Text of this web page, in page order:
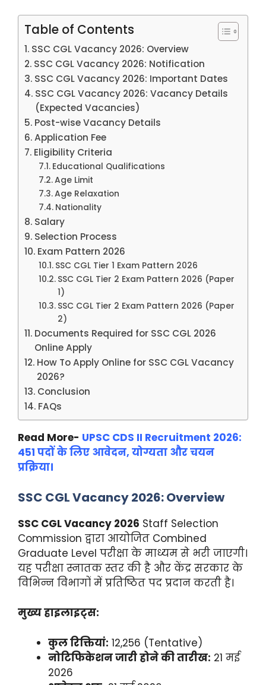
Table of Contents
SSC CGL Vacancy 2026: Overview
SSC CGL Vacancy 2026: Notification
SSC CGL Vacancy 2026: Important Dates
SSC CGL Vacancy 2026: Vacancy Details
(Expected Vacancies)
Post-wise Vacancy Details
Application Fee
Eligibility Criteria
Educational Qualifications
Age Limit
Age Relaxation
Nationality
Salary
Selection Process
Exam Pattern 2026
SSC CGL Tier 1 Exam Pattern 2026
SSC CGL Tier 2 Exam Pattern 2026 (Paper
1)
SSC CGL Tier 2 Exam Pattern 2026 (Paper
2)
Documents Required for SSC CGL 2026
Online Apply
How To Apply Online for SSC CGL Vacancy
2026?
Conclusion
FAQs
Read More- UPSC CDS II Recruitment 2026:
451 पदों के लिए आवेदन, योग्यता और चयन
प्रक्रिया।
SSC CGL Vacancy 2026: Overview
SSC CGL Vacancy 2026 Staff Selection
Commission द्वारा आयोजित Combined
Graduate Level परीक्षा के माध्यम से भरी जाएगी।
यह परीक्षा स्नातक स्तर की है और केंद्र सरकार के
विभिन्न विभागों में प्रतिष्ठित पद प्रदान करती है।
मुख्य हाइलाइट्स:
कुल रिक्तियां: 12,256 (Tentative)
नोटिफिकेशन जारी होने की तारीख: 21 मई
2026